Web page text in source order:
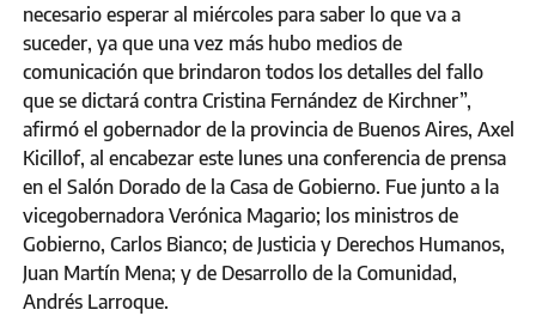
necesario esperar al miércoles para saber lo que va a
suceder, ya que una vez más hubo medios de
comunicación que brindaron todos los detalles del fallo
que se dictará contra Cristina Fernández de Kirchner”,
afirmó el gobernador de la provincia de Buenos Aires, Axel
Kicillof, al encabezar este lunes una conferencia de prensa
en el Salón Dorado de la Casa de Gobierno. Fue junto a la
vicegobernadora Verónica Magario; los ministros de
Gobierno, Carlos Bianco; de Justicia y Derechos Humanos,
Juan Martín Mena; y de Desarrollo de la Comunidad,
Andrés Larroque.